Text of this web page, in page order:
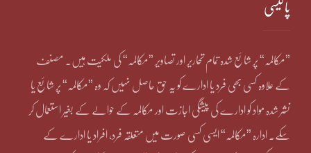
پالیسی
”مکالمہ“ پر شائع شدہ تمام تحاریر اور تصاویر ”مکالمہ“ کی ملکیت ہیں۔ مصنف
کے علاوہ کسی بھی فرد یا ادارے کو یہ حق حاصل نہیں کہ وہ ”مکالمہ“ پر شائع یا
نشر شدہ مواد کو ادارے کی پیشگی اجازت اور مکالمہ کے حوالے کے بغیر استعمال کر
سکے۔ ادارہ ”مکالمہ“ ایسی کسی صورت میں متعلقہ فرد، افراد یا ادارے کے